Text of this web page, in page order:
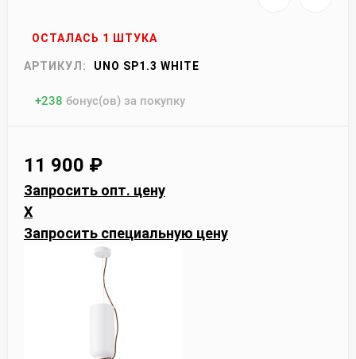
ОСТАЛАСЬ 1 ШТУКА
АРТИКУЛ: UNO SP1.3 WHITE
+238 бонус(ов) за покупку
11 900 ₽
Запросить опт. цену
X
Запросить специальную цену